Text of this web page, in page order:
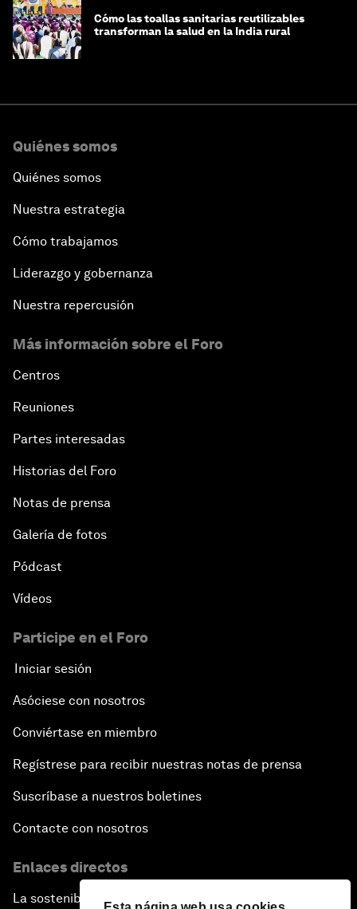
Cómo las toallas sanitarias reutilizables
transforman la salud en la India rural
Quiénes somos
Quiénes somos
Nuestra estrategia
Cómo trabajamos
Liderazgo y gobernanza
Nuestra repercusión
Más información sobre el Foro
Centros
Reuniones
Partes interesadas
Historias del Foro
Notas de prensa
Galería de fotos
Pódcast
Vídeos
Participe en el Foro
Iniciar sesión
Asóciese con nosotros
Conviértase en miembro
Regístrese para recibir nuestras notas de prensa
Suscríbase a nuestros boletines
Contacte con nosotros
Enlaces directos
La sostenibilidad en el Foro